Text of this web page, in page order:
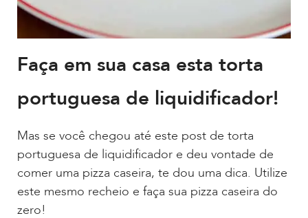
Faça em sua casa esta torta
portuguesa de liquidificador!
Mas se você chegou até este post de torta
portuguesa de liquidificador e deu vontade de
comer uma pizza caseira, te dou uma dica. Utilize
este mesmo recheio e faça sua pizza caseira do
zero!